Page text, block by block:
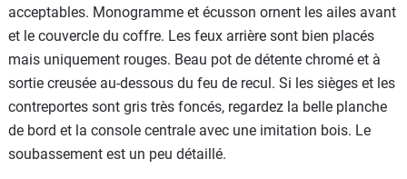
acceptables. Monogramme et écusson ornent les ailes avant
et le couvercle du coffre. Les feux arrière sont bien placés
mais uniquement rouges. Beau pot de détente chromé et à
sortie creusée au-dessous du feu de recul. Si les sièges et les
contreportes sont gris très foncés, regardez la belle planche
de bord et la console centrale avec une imitation bois. Le
soubassement est un peu détaillé.